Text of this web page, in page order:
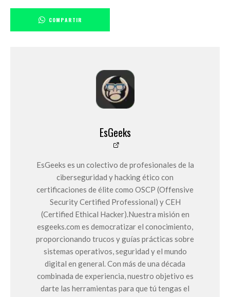
COMPARTIR
EsGeeks
EsGeeks es un colectivo de profesionales de la
ciberseguridad y hacking ético con
certificaciones de élite como OSCP (Offensive
Security Certified Professional) y CEH
(Certified Ethical Hacker).Nuestra misión en
esgeeks.com es democratizar el conocimiento,
proporcionando trucos y guías prácticas sobre
sistemas operativos, seguridad y el mundo
digital en general. Con más de una década
combinada de experiencia, nuestro objetivo es
darte las herramientas para que tú tengas el